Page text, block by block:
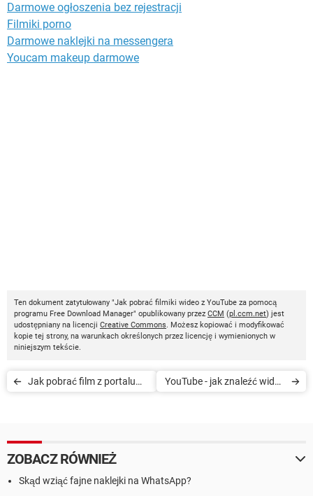
Darmowe ogłoszenia bez rejestracji
Filmiki porno
Darmowe naklejki na messengera
Youcam makeup darmowe
Ten dokument zatytułowany "Jak pobrać filmiki wideo z YouTube za pomocą
programu Free Download Manager" opublikowany przez CCM (pl.ccm.net) jest
udostępniany na licencji Creative Commons. Możesz kopiować i modyfikować
kopie tej strony, na warunkach określonych przez licencję i wymienionych w
niniejszym tekście.
Jak pobrać film z portalu
YouTube - jak znaleźć wideo
ZOBACZ RÓWNIEŻ
Skąd wziąć fajne naklejki na WhatsApp?